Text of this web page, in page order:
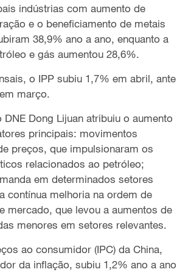
indústrias com aumento de
e o beneficiamento de metais
38,9% ano a ano, enquanto a
e gás aumentou 28,6%.
o IPP subiu 1,7% em abril, ante
março.
Dong Lijuan atribuiu o aumento
principais: movimentos
preços, que impulsionaram os
relacionados ao petróleo;
em determinados setores
contínua melhoria na ordem de
mercado, que levou a aumentos de
menores em setores relevantes.
ao consumidor (IPC) da China,
da inflação, subiu 1,2% ano a ano